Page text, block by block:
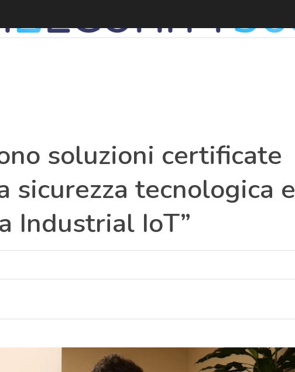
soluzioni certificate
sicurezza tecnologica e
Industrial IoT”